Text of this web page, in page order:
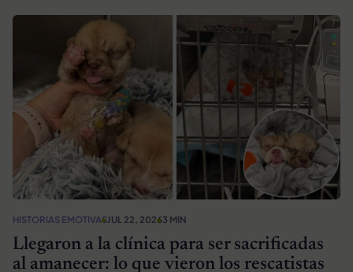
HISTORIAS EMOTIVASJUL 22, 20263 MIN
Llegaron a la clínica para ser sacrificadas
al amanecer: lo que vieron los rescatistas